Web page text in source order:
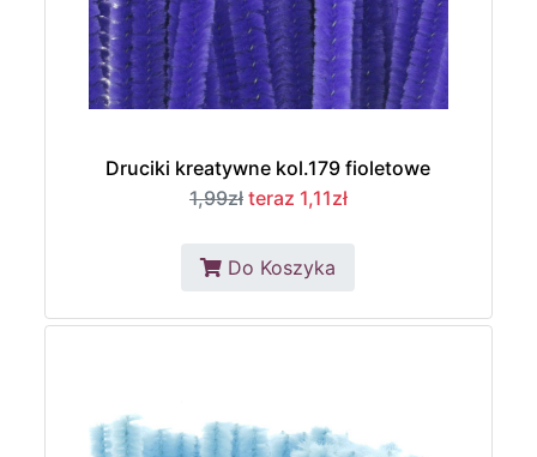
Druciki kreatywne kol.179 fioletowe
1,99zł teraz 1,11zł
Do Koszyka